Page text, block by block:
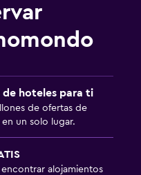
de hoteles para ti
de ofertas de
un solo lugar.
alojamientos